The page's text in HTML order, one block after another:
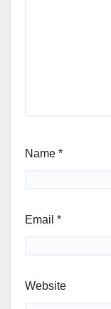
Name *
Email *
Website